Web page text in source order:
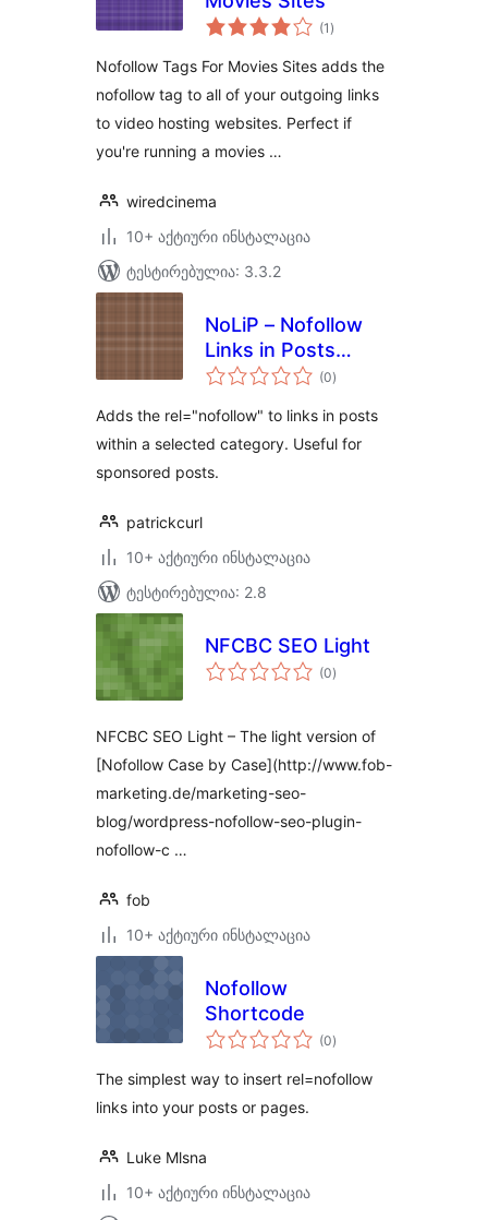
(1 საერთო
რეიტინგი
)
Nofollow Tags For Movies Sites adds the
nofollow tag to all of your outgoing links
to video hosting websites. Perfect if
you're running a movies …
wiredcinema
10+ აქტიური ინსტალაცია
ტესტირებულია: 3.3.2
NoLiP – Nofollow
Links in Posts
Reborn
(0საერთო
რეიტინგი
)
Adds the rel="nofollow" to links in posts
within a selected category. Useful for
sponsored posts.
patrickcurl
10+ აქტიური ინსტალაცია
ტესტირებულია: 2.8
NFCBC SEO Light
(0საერთო
რეიტინგი
)
NFCBC SEO Light – The light version of
[Nofollow Case by Case](http://www.fob-
marketing.de/marketing-seo-
blog/wordpress-nofollow-seo-plugin-
nofollow-c …
fob
10+ აქტიური ინსტალაცია
Nofollow
Shortcode
(0საერთო
რეიტინგი
)
The simplest way to insert rel=nofollow
links into your posts or pages.
Luke Mlsna
10+ აქტიური ინსტალაცია